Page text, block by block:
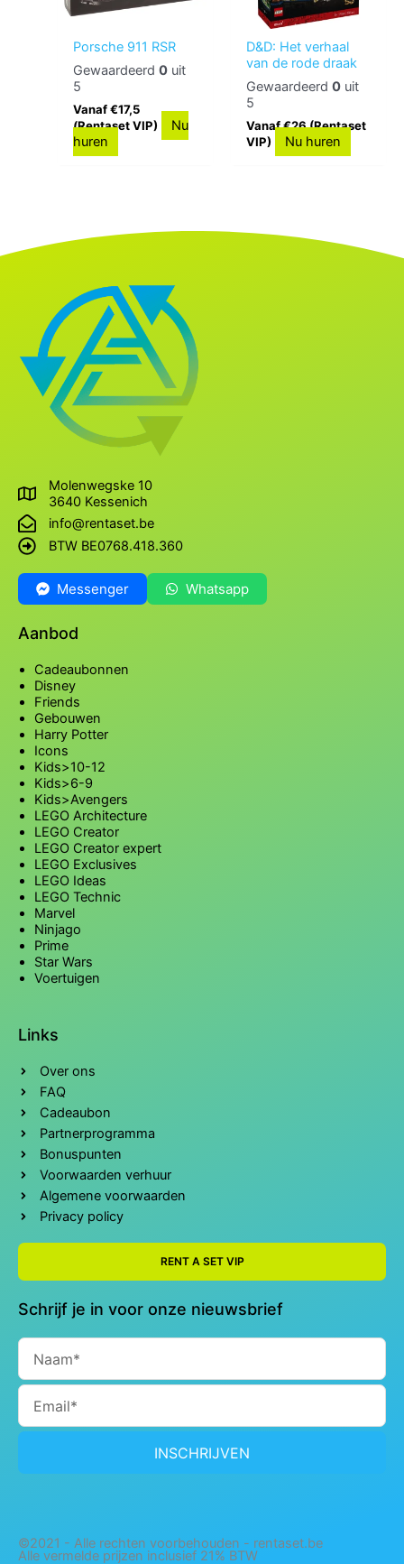
Porsche 911 RSR
Gewaardeerd0 uit
5
Vanaf €17,5
(Rentaset VIP)
Nu
huren
D&D: Het verhaal
van de rode draak
Gewaardeerd0 uit
5
Vanaf €26 (Rentaset
VIP)
Nu huren
Molenwegske 10
3640 Kessenich
info@rentaset.be
BTW BE0768.418.360
Messenger Whatsapp
Aanbod
Cadeaubonnen
Disney
Friends
Gebouwen
Harry Potter
Icons
Kids>10-12
Kids>6-9
Kids>Avengers
LEGO Architecture
LEGO Creator
LEGO Creator expert
LEGO Exclusives
LEGO Ideas
LEGO Technic
Marvel
Ninjago
Prime
Star Wars
Voertuigen
Links
Over ons
FAQ
Cadeaubon
Partnerprogramma
Bonuspunten
Voorwaarden verhuur
Algemene voorwaarden
Privacy policy
RENT A SET VIP
Schrijf je in voor onze nieuwsbrief
Naam
Email
INSCHRIJVEN
©2021 - Alle rechten voorbehouden - rentaset.be
Alle vermelde prijzen inclusief 21% BTW